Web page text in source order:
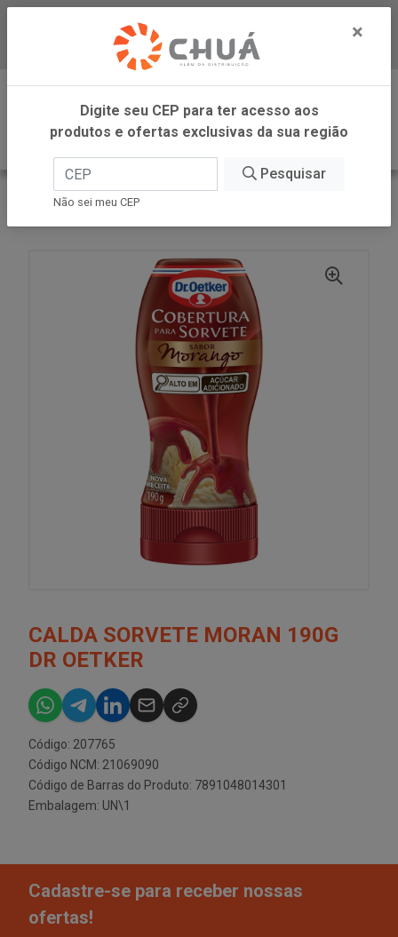
Baixe já nosso APP
0
INÍCIO
DR OETKER BRASIL
CALDA SORVETE MORAN 190G
DR OETKER
Código: 207765
Código NCM: 21069090
Código de Barras do Produto: 7891048014301
Embalagem: UN\1
Cadastre-se para receber nossas
ofertas!
×
Digite seu CEP para ter acesso aos
produtos e ofertas exclusivas da sua região
Pesquisar
Não sei meu CEP